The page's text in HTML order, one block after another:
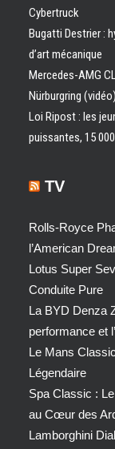
Cybertruck
Bugatti Destrier :
d’art mécanique
Mercedes-AMG
Nürburgring (vidéo)
Loi Ripost : les
puissantes, 15
TV
Rolls-Royce
l’American
Lotus Super
Conduite Pure
La BYD Denza
performance et
Le Mans
Légendaire
Spa Classic :
au Cœur des
Lamborghini